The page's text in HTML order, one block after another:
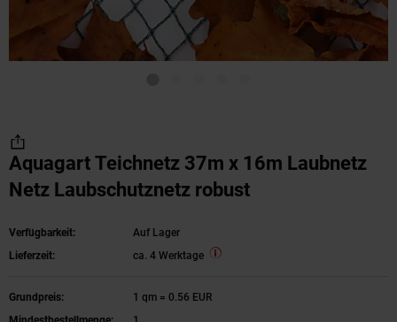
Aquagart Teichnetz 37m x 16m Laubnetz
Netz Laubschutznetz robust
Verfügbarkeit:
Auf Lager
Lieferzeit:
ca. 4 Werktage
Grundpreis:
1 qm = 0.56 EUR